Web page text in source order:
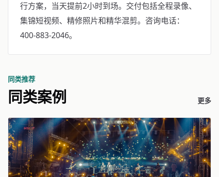
行方案，当天提前2小时到场。交付包括全程录像、
集锦短视频、精修照片和精华混剪。咨询电话：
400-883-2046。
同类推荐
同类案例 更多